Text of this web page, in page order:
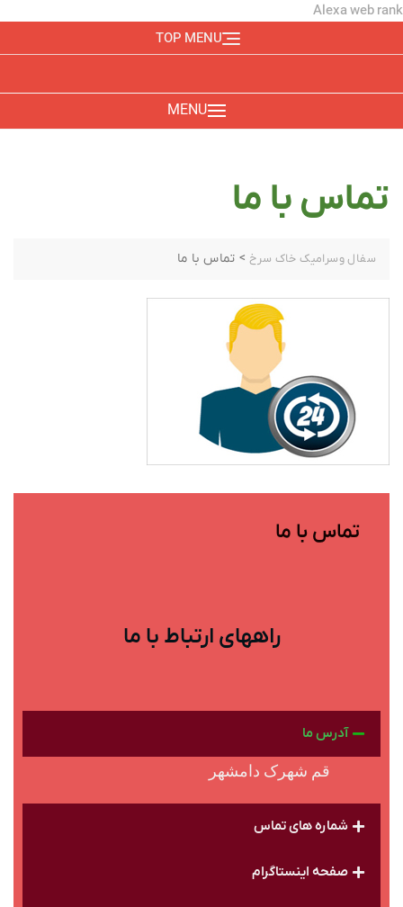
Alexa web rank
TOP MENU
MENU
تماس با ما
سفال وسرامیک خاک سرخ > تماس با ما
تماس با ما
راههای ارتباط با ما
آدرس ما
قم شهرک دامشهر
شماره های تماس
صفحه اینستاگرام